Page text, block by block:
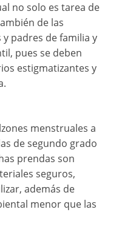
no solo es tarea de
de las
padres de familia y
pues se deben
estigmatizantes y
menstruales a
de segundo grado
prendas son
seguros,
además de
menor que las